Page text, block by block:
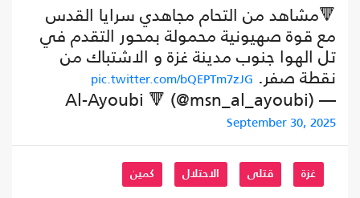
🔻مشاهد من التحام مجاهدي سرايا القدس
مع قوة صهيونية محمولة بمحور التقدم في
تل الهوا جنوب مدينة غزة و الاشتباك من
نقطة صفر. pic.twitter.com/bQEPTm7zJG
— Al-Ayoubi 🔻 (@msn_al_ayoubi)
September 30, 2025
غزة قتلى الاحتلال كمين